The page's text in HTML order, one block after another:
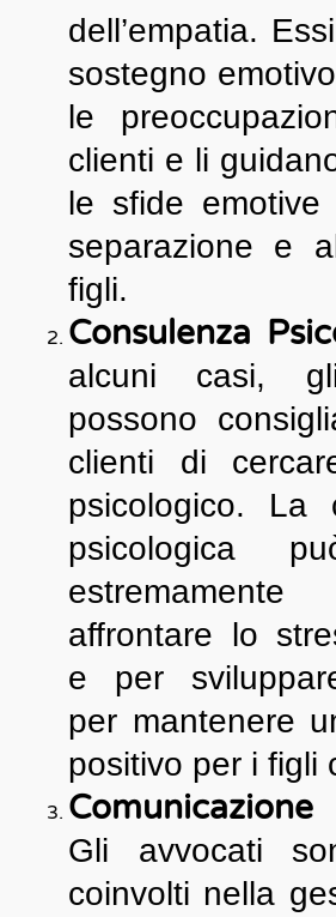
dell’empatia.
sostegno
le
clienti e li
le sfide emotive
separazione e
figli.
Consulenza
alcuni casi,
possono
clienti di
psicologico. La
psicologica
affrontare lo
e per
per mantenere
positivo per i figli
Gli avvocati
coinvolti nella